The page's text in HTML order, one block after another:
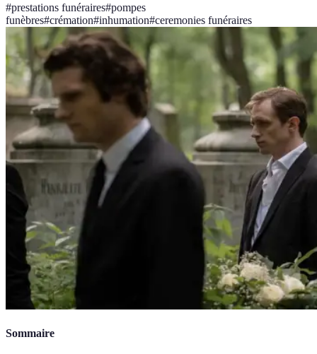
#prestations funéraires#pompes
funèbres#crémation#inhumation#ceremonies funéraires
Sommaire